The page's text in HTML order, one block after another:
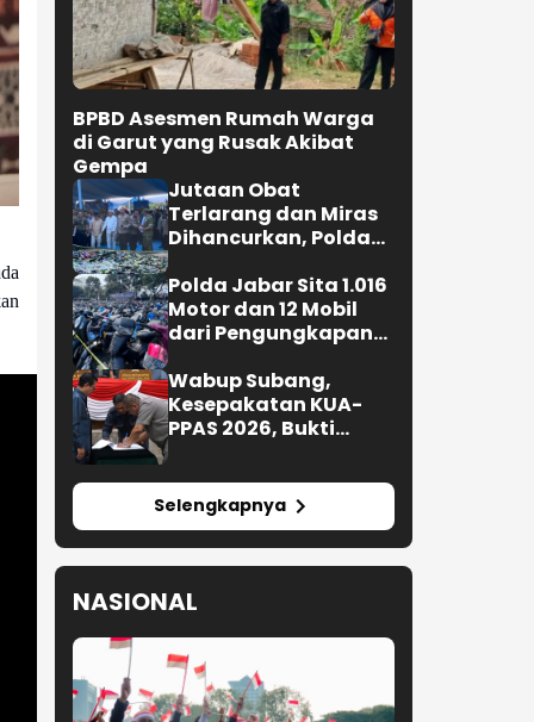
BPBD Asesmen Rumah Warga
di Garut yang Rusak Akibat
Gempa
Jutaan Obat
Terlarang dan Miras
Dihancurkan, Polda
Tersangka
Polda Jabar Sita 1.016
Motor dan 12 Mobil
dari Pengungkapan
Wabup Subang,
Kesepakatan KUA-
PPAS 2026, Bukti
Selengkapnya
NASIONAL